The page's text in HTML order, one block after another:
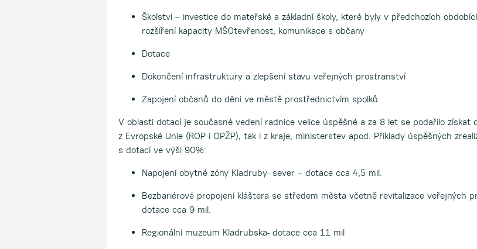
Školství – investice do mateřské a základní školy, které byly v předchozích
rozšíření kapacity MŠOtevřenost, komunikace s občany
Dotace
Dokončení infrastruktury a zlepšení stavu veřejných prostranství
Zapojení občanů do dění ve městě prostřednictvím spolků
V oblasti dotací je současné vedení radnice velice úspěšné a za 8 let se podařilo získat
z Evropské Unie (ROP i OPŽP), tak i z kraje, ministerstev apod. Příklady úspěšných
s dotací ve výši 90%:
Napojení obytné zóny Kladruby- sever – dotace cca 4,5 mil.
Bezbariérové propojení kláštera se středem města včetně revitalizace veřejných
dotace cca 9 mil.
Regionální muzeum Kladrubska- dotace cca 11 mil